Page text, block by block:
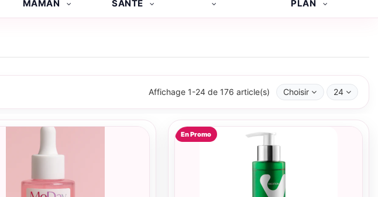
MAMAN SANTÉ PLAN
Affichage 1-24 de 176 article(s) Choisir 24
En Promo